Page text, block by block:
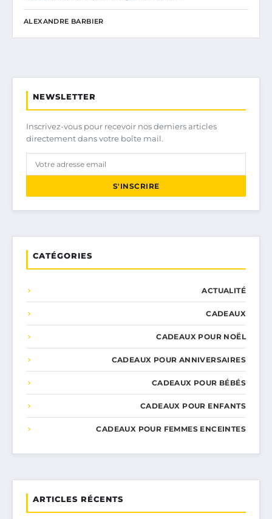
ALEXANDRE BARBIER
NEWSLETTER
Inscrivez-vous pour recevoir nos derniers articles
directement dans votre boîte mail.
S'INSCRIRE
CATÉGORIES
ACTUALITÉ
CADEAUX
CADEAUX POUR NOËL
CADEAUX POUR ANNIVERSAIRES
CADEAUX POUR BÉBÉS
CADEAUX POUR ENFANTS
CADEAUX POUR FEMMES ENCEINTES
ARTICLES RÉCENTS